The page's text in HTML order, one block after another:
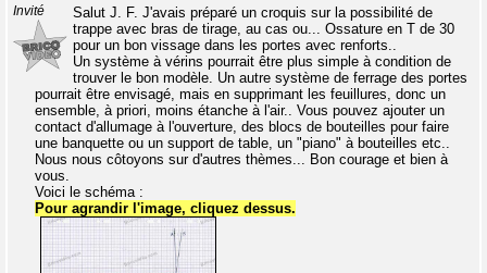
Invité
Salut J. F. J'avais préparé un croquis sur la possibilité de
trappe avec bras de tirage, au cas ou... Ossature en T de 30
pour un bon vissage dans les portes avec renforts..
Un système à vérins pourrait être plus simple à condition de
trouver le bon modèle. Un autre système de ferrage des portes
pourrait être envisagé, mais en supprimant les feuillures, donc un
ensemble, à priori, moins étanche à l'air.. Vous pouvez ajouter un
contact d'allumage à l'ouverture, des blocs de bouteilles pour faire
une banquette ou un support de table, un "piano" à bouteilles etc..
Nous nous côtoyons sur d'autres thèmes... Bon courage et bien à
vous.
Voici le schéma :
Pour agrandir l'image, cliquez dessus.